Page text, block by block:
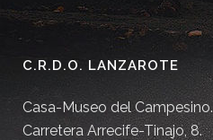
C.R.D.O. LANZAROTE
Casa-Museo del Campesino.
Carretera Arrecife-Tinajo, 8.